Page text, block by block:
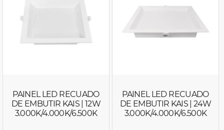
PAINEL LED RECUADO
DE EMBUTIR KAIS | 12W
3.000K/4.000K/6.500K
PAINEL LED RECUADO
DE EMBUTIR KAIS | 24W
3.000K/4.000K/6.500K